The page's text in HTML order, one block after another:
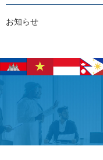
お知らせ